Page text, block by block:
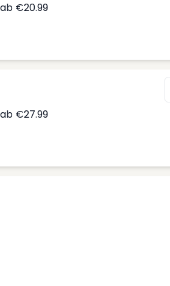
€20.99
€27.99